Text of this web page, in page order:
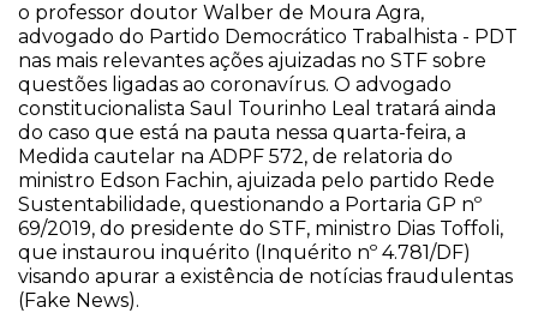
o professor doutor Walber de Moura Agra,
advogado do Partido Democrático Trabalhista - PDT
nas mais relevantes ações ajuizadas no STF sobre
questões ligadas ao coronavírus. O advogado
constitucionalista Saul Tourinho Leal tratará ainda
do caso que está na pauta nessa quarta-feira, a
Medida cautelar na ADPF 572, de relatoria do
ministro Edson Fachin, ajuizada pelo partido Rede
Sustentabilidade, questionando a Portaria GP nº
69/2019, do presidente do STF, ministro Dias Toffoli,
que instaurou inquérito (Inquérito nº 4.781/DF)
visando apurar a existência de notícias fraudulentas
(Fake News).